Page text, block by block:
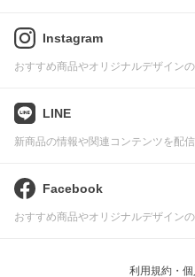
Instagram
おすすめ商品やオリジナルデザイン
LINE
新商品の情報や関連コンテンツを配信
Facebook
おすすめ商品やオリジナルデザイン
利用規約・